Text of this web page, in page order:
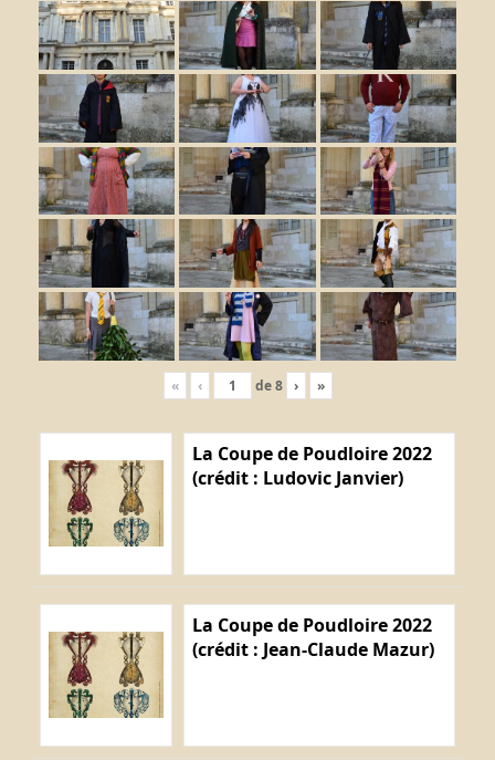
« ‹ de8 › »
La Coupe de Poudloire 2022
(crédit : Ludovic Janvier)
La Coupe de Poudloire 2022
(crédit : Jean-Claude Mazur)